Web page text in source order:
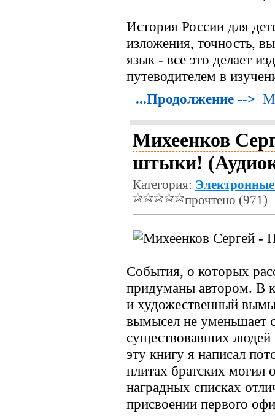
История России для
изложения, точность,
язык - все это делает
путеводителем в
...Продолжение -->
Михеенков
штыки!
Категория:
прочтено (971)
События, о которых
придуманы автором. В
и художественный
вымысел не уменьшает
существовавших людей
эту книгу я написал
плитах братских
наградных списках
присвоении первого